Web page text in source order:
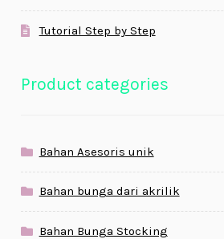
Tutorial Step by Step
Product categories
Bahan Asesoris unik
Bahan bunga dari akrilik
Bahan Bunga Stocking